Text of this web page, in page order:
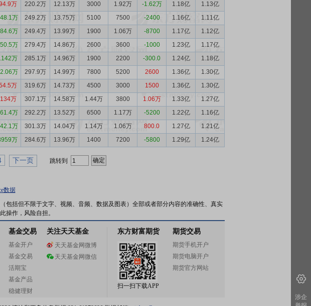
万 220.2万 12.13万 3000 1.92万 -1.62万 1.18亿
1.13亿
万 249.2万 13.75万 5100 7500 -2400 1.16亿
1.11亿
万 249.4万 13.99万 1900 1.06万 -8700 1.17亿
1.12亿
万 279.4万 14.86万 2600 3600 -1000 1.23亿
1.17亿
万 285.1万 14.96万 1900 2200 -300.0 1.24亿
1.18亿
万 297.9万 14.99万 7800 5200 2600 1.36亿
1.30亿
万 319.6万 14.73万 4500 3000 1500 1.36亿
1.30亿
万 307.1万 14.58万 1.44万 3800 1.06万 1.33亿
1.27亿
万 292.2万 13.52万 6500 1.17万 -5200 1.22亿
1.16亿
万 301.3万 14.04万 1.14万 1.06万 800.0 1.27亿
1.21亿
万 284.6万 13.96万 1400 7200 -5800 1.29亿 1.24亿
下一页 跳转到
数据
括但不限于文字、视频、音频、数据及图表）全部或者部分内容的准确性、真实
操作，风险自担。
基金交易
基金开户
基金交易
活期宝
基金产品
稳健理财
关注天天基金
天天基金网微博
天天基金网微信
东方财富期货
扫一扫下载APP
期货交易
期货手机开户
期货电脑开户
期货官方网站
涉企